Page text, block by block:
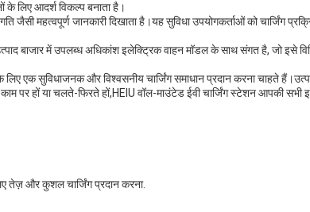
के लिए आदर्श विकल्प बनाता है।
जैसी महत्वपूर्ण जानकारी दिखाता है।यह सुविधा उपयोगकर्ताओं को चार्जिंग
बाजार में उपलब्ध अधिकांश इलेक्ट्रिक वाहन मॉडल के साथ संगत है, जो इसे
एक सुविधाजनक और विश्वसनीय चार्जिंग समाधान प्रदान करना चाहते
पर हों या चलते-फिरते हों,HEIU वॉल-माउंटेड ईवी चार्जिंग स्टेशन आपकी सभी
तेज़ और कुशल चार्जिंग प्रदान करना.